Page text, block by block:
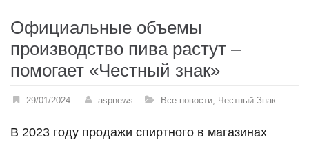
Официальные объемы
производство пива растут –
помогает «Честный знак»
29/01/2024 aspnews Все новости, Честный Знак
В 2023 году продажи спиртного в магазинах